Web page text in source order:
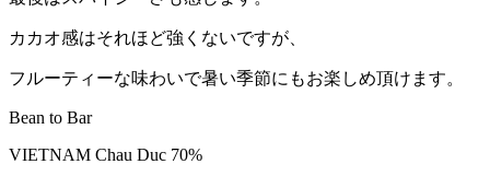
カカオ感はそれほど強くないですが、
フルーティーな味わいで暑い季節にもお楽しめ頂けます。
Bean to Bar
VIETNAM Chau Duc 70%